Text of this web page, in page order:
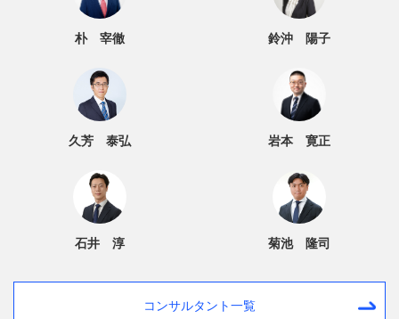
朴 宰徹 鈴沖 陽子
久芳 泰弘 岩本 寛正
石井 淳 菊池 隆司
コンサルタント一覧